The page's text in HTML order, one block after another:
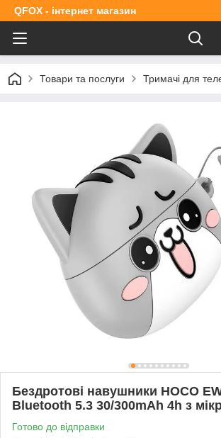
QFOX - інтернет магазин
Товари та послуги Тримачі для
Бездротові навушники HOCO
Bluetooth 5.3 30/300mAh 4h з
Готово до відправки